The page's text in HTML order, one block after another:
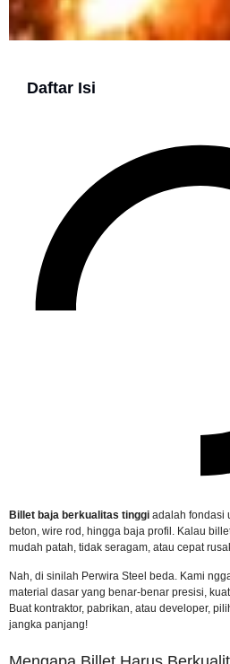
Daftar Isi
Billet baja berkualitas tinggi adalah fondasi
beton, wire rod, hingga baja profil. Kalau
mudah patah, tidak seragam, atau cepat
Nah, di sinilah Perwira Steel beda. Kami
material dasar yang benar-benar presisi,
Buat kontraktor, pabrikan, atau developer,
jangka panjang!